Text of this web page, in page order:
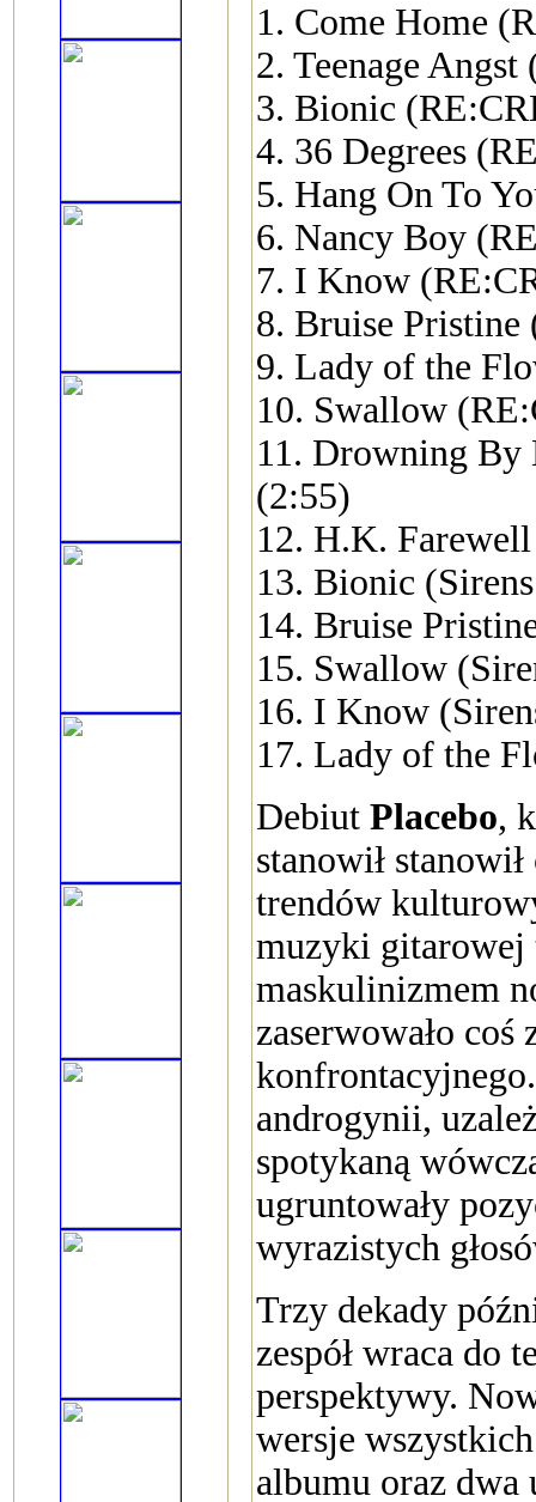
1. Come Home
2. Teenage
3. Bionic
4. 36 Degrees
5. Hang On To
6. Nancy Boy
7. I Know
8. Bruise
9. Lady of the
10. Swallow
11. Drowning By
(2:55)
12. H.K.
13. Bionic
14. Bruise
15. Swallow
16. I Know
17. Lady of the
Debiut Placebo,
stanowił
trendów
muzyki gitarowej
maskulinizmem
zaserwowało
androgynii,
spotykaną
ugruntowały
wyrazistych
Trzy dekady
zespół wraca do
perspektywy.
wersje
albumu oraz dwa